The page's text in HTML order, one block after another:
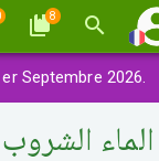
8
Septembre 2026.
الماء